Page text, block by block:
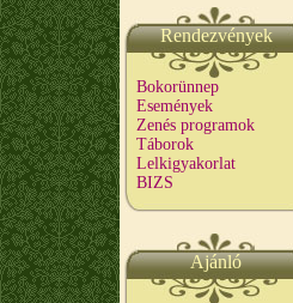
Rendezvények
Bokorünnep
Események
Zenés programok
Táborok
Lelkigyakorlat
BIZS
Ajánló